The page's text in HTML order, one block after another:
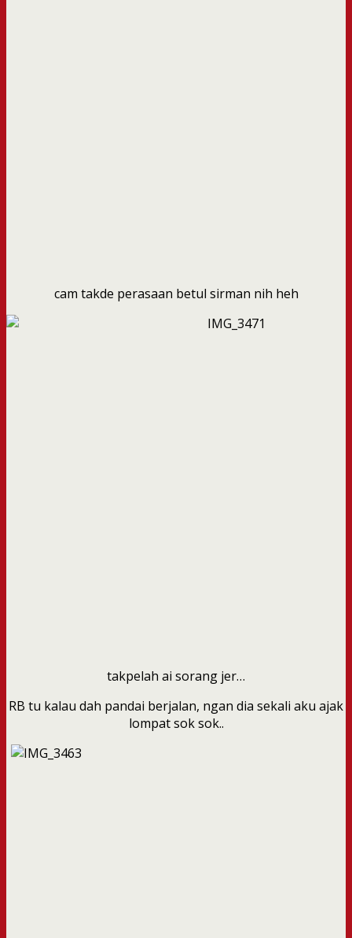
cam takde perasaan betul sirman nih heh
takpelah ai sorang jer…
RB tu kalau dah pandai berjalan, ngan dia sekali aku ajak
lompat sok sok..